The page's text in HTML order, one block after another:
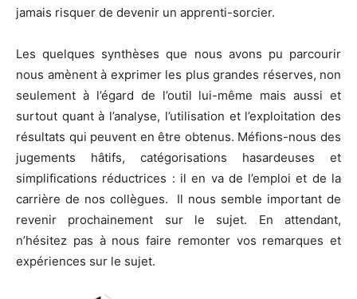
jamais risquer de devenir un apprenti-sorcier.
Les quelques synthèses que nous avons pu parcourir
nous amènent à exprimer les plus grandes réserves, non
seulement à l’égard de l’outil lui-même mais aussi et
surtout quant à l’analyse, l’utilisation et l’exploitation des
résultats qui peuvent en être obtenus. Méfions-nous des
jugements hâtifs, catégorisations hasardeuses et
simplifications réductrices : il en va de l’emploi et de la
carrière de nos collègues. Il nous semble important de
revenir prochainement sur le sujet. En attendant,
n’hésitez pas à nous faire remonter vos remarques et
expériences sur le sujet.